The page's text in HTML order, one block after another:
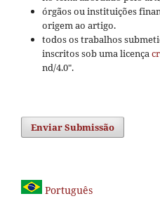
órgãos ou instituições
origem ao artigo.
todos os trabalhos
inscritos sob uma licença
nd/4.0".
Enviar Submissão
Português